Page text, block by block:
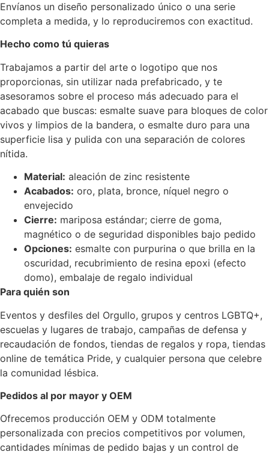
Envíanos un diseño personalizado único o una serie
completa a medida, y lo reproduciremos con exactitud.
Hecho como tú quieras
Trabajamos a partir del arte o logotipo que nos
proporcionas, sin utilizar nada prefabricado, y te
asesoramos sobre el proceso más adecuado para el
acabado que buscas: esmalte suave para bloques de color
vivos y limpios de la bandera, o esmalte duro para una
superficie lisa y pulida con una separación de colores
nítida.
Material: aleación de zinc resistente
Acabados: oro, plata, bronce, níquel negro o
envejecido
Cierre: mariposa estándar; cierre de goma,
magnético o de seguridad disponibles bajo pedido
Opciones: esmalte con purpurina o que brilla en la
oscuridad, recubrimiento de resina epoxi (efecto
domo), embalaje de regalo individual
Para quién son
Eventos y desfiles del Orgullo, grupos y centros LGBTQ+,
escuelas y lugares de trabajo, campañas de defensa y
recaudación de fondos, tiendas de regalos y ropa, tiendas
online de temática Pride, y cualquier persona que celebre
la comunidad lésbica.
Pedidos al por mayor y OEM
Ofrecemos producción OEM y ODM totalmente
personalizada con precios competitivos por volumen,
cantidades mínimas de pedido bajas y un control de